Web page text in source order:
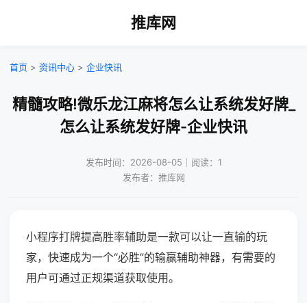
推库网
首页 > 资讯中心 > 企业快讯
精髓攻略!微乐龙江麻将怎么让系统发好牌_
怎么让系统发好牌-企业快讯
发布时间：2026-08-05｜阅读：1
发布者：推库网
小程序打牌提高胜率辅助是一款可以让一直输的玩
家，快速成为一个“必胜”的输赢辅助神器，有需要的
用户可通过正规渠道获取使用。